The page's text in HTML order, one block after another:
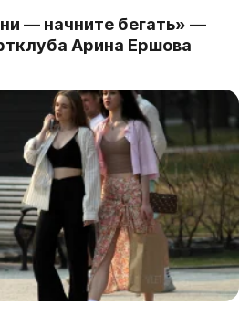
— начните бегать» —
Арина Ершова